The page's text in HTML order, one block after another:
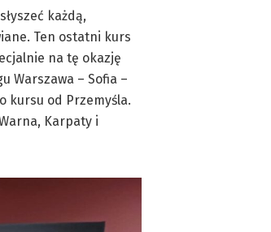
każdą,
Ten ostatni kurs
na tę okazję
Warszawa – Sofia –
kursu od Przemyśla.
Karpaty i